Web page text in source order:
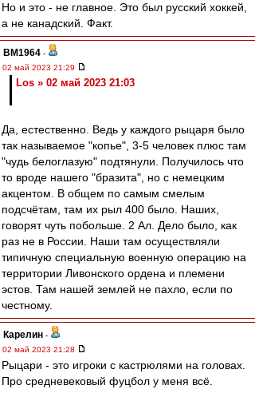
Но и это - не главное. Это был русский хоккей,
а не канадский. Факт.
BM1964 -
02 май 2023 21:29
Los » 02 май 2023 21:03
Да, естественно. Ведь у каждого рыцаря было
так называемое "копье", 3-5 человек плюс там
"чудь белоглазую" подтянули. Получилось что
то вроде нашего "бразита", но с немецким
акцентом. В общем по самым смелым
подсчётам, там их рыл 400 было. Наших,
говорят чуть побольше. 2 Ал. Дело было, как
раз не в России. Наши там осуществляли
типичную специальную военную операцию на
территории Ливонского ордена и племени
эстов. Там нашей землей не пахло, если по
честному.
Карелин -
02 май 2023 21:28
Рыцари - это игроки с кастрюлями на головах.
Про средневековый фуцбол у меня всё.